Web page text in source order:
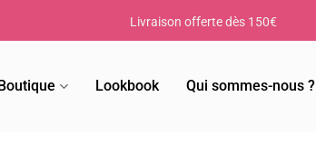
Livraison offerte dès 150€
Lookbook Qui sommes-nous ?